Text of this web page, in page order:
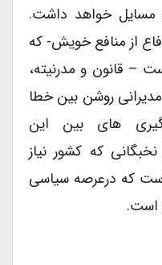
مسایل خواهد داشت.
از منافع خویش- که
– قانون و مدرنیته،
روشن بین خطا
های بین این
که کشور نیاز
که درعرصه سیاسی